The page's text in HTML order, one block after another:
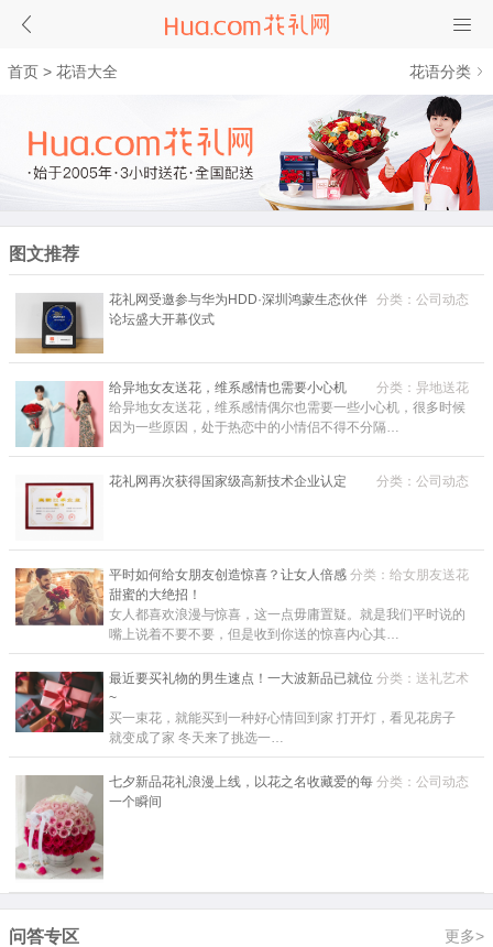
首页 > 花语大全 花语分类
图文推荐
分类：公司动态
花礼网受邀参与华为HDD·深圳鸿蒙生态伙伴
论坛盛大开幕仪式
分类：异地送花
给异地女友送花，维系感情也需要小心机
给异地女友送花，维系感情偶尔也需要一些小心机，很多时候
因为一些原因，处于热恋中的小情侣不得不分隔…
分类：公司动态
花礼网再次获得国家级高新技术企业认定
分类：给女朋友送花
平时如何给女朋友创造惊喜？让女人倍感
甜蜜的大绝招！
女人都喜欢浪漫与惊喜，这一点毋庸置疑。就是我们平时说的
嘴上说着不要不要，但是收到你送的惊喜内心其…
分类：送礼艺术
最近要买礼物的男生速点！一大波新品已就位
~
买一束花，就能买到一种好心情回到家 打开灯，看见花房子
就变成了家 冬天来了挑选一…
分类：公司动态
七夕新品花礼浪漫上线，以花之名收藏爱的每
一个瞬间
更多>
问答专区